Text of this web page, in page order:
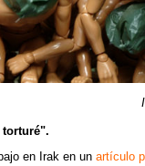
en Irak en un artículo